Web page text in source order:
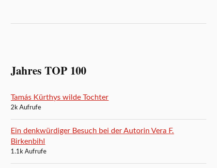
Jahres TOP 100
Tamás Kürthys wilde Tochter
2k Aufrufe
Ein denkwürdiger Besuch bei der Autorin Vera F.
Birkenbihl
1.1k Aufrufe